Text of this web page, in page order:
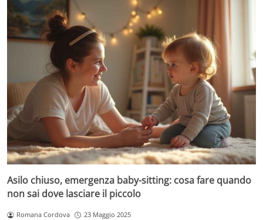
Asilo chiuso, emergenza baby-sitting: cosa fare quando
non sai dove lasciare il piccolo
Romana Cordova 23 Maggio 2025